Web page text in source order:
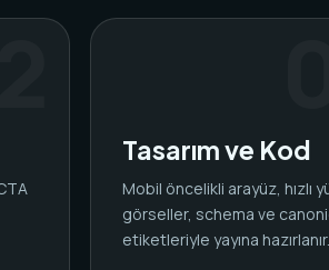
Tasarım ve Kod
Mobil öncelikli arayüz, hızlı
görseller, schema ve
etiketleriyle yayına hazırlanır.